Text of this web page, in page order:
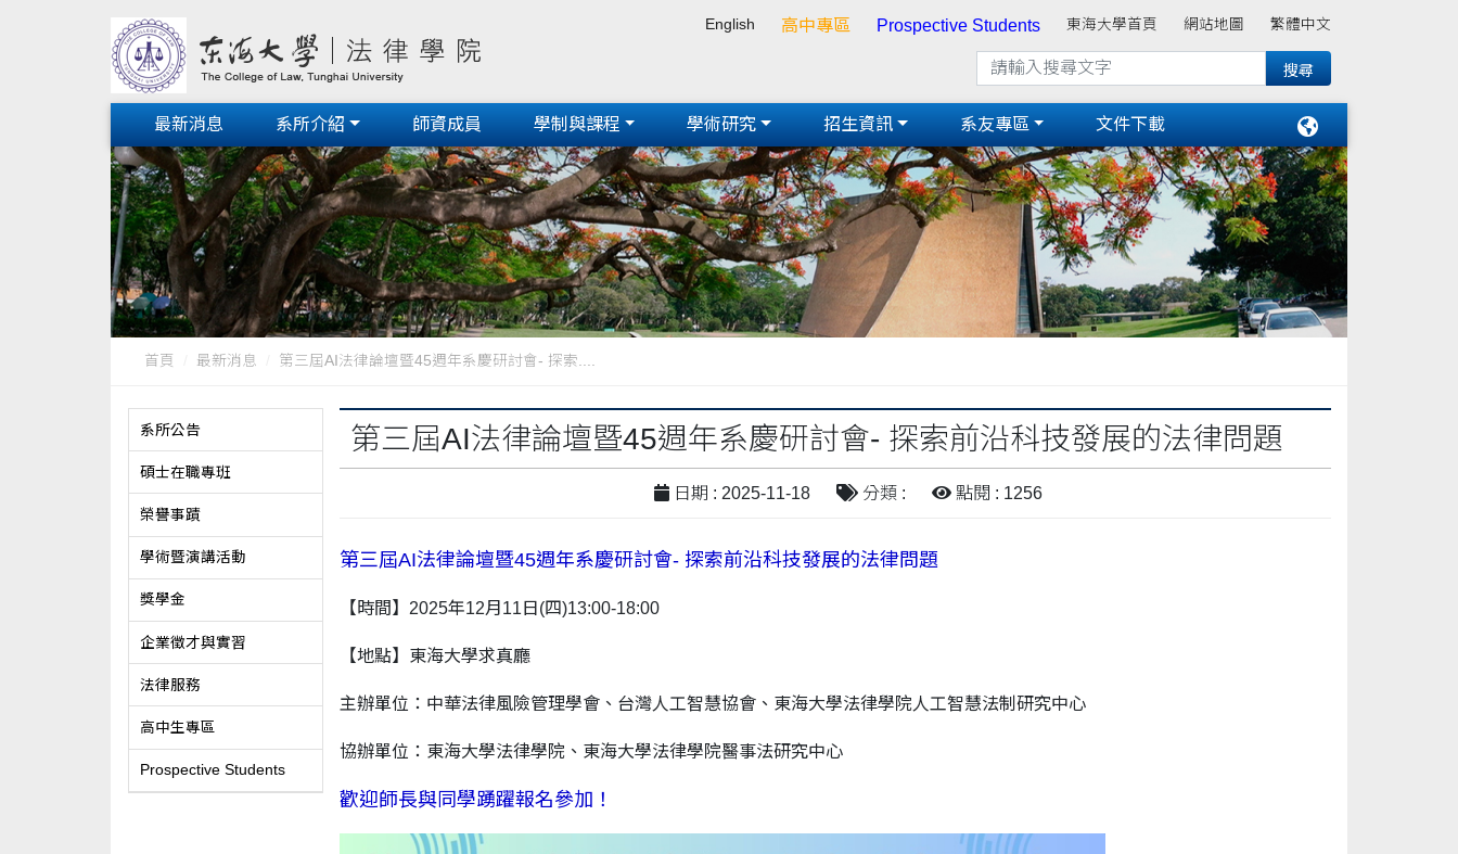
English 高中專區 Prospective Students 東海大學首頁 網站地圖 繁體中文
最新消息 系所介紹 師資成員 學制與課程 學術研究 招生資訊 系友專區 文件下載
首頁 最新消息 第三屆AI法律論壇暨45週年系慶研討會- 探索....
系所公告
碩士在職專班
榮譽事蹟
學術暨演講活動
獎學金
企業徵才與實習
法律服務
高中生專區
Prospective Students
第三屆AI法律論壇暨45週年系慶研討會- 探索前沿科技發展的法律問題
日期 : 2025-11-18 分類 : 點閱 : 1256
第三屆AI法律論壇暨45週年系慶研討會- 探索前沿科技發展的法律問題
【時間】2025年12月11日(四)13:00-18:00
【地點】東海大學求真廳
主辦單位：中華法律風險管理學會、台灣人工智慧協會、東海大學法律學院人工智慧法制研究中心
協辦單位：東海大學法律學院、東海大學法律學院醫事法研究中心
歡迎師長與同學踴躍報名參加！